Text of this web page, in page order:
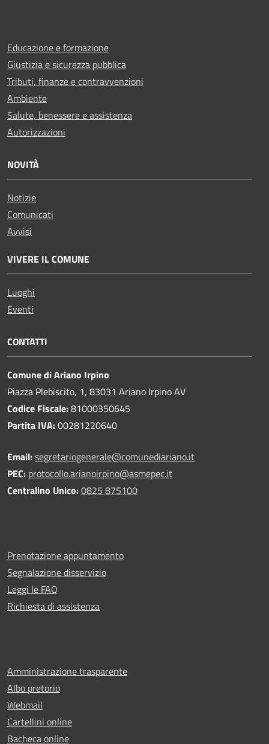
Educazione e formazione
Giustizia e sicurezza pubblica
Tributi, finanze e contravvenzioni
Ambiente
Salute, benessere e assistenza
Autorizzazioni
NOVITÀ
Notizie
Comunicati
Avvisi
VIVERE IL COMUNE
Luoghi
Eventi
CONTATTI
Comune di Ariano Irpino
Piazza Plebiscito, 1, 83031 Ariano Irpino AV
Codice Fiscale:81000350645
Partita IVA:00281220640
Email:segretariogenerale@comunediariano.it
PEC: protocollo.arianoirpino@asmepec.it
Centralino Unico:0825 875100
Prenotazione appuntamento
Segnalazione disservizio
Leggi le FAQ
Richiesta di assistenza
Amministrazione trasparente
Albo pretorio
Webmail
Cartellini online
Bacheca online